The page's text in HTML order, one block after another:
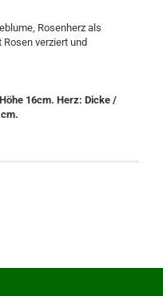
Rosenherz als
verziert und
16cm. Herz: Dicke /